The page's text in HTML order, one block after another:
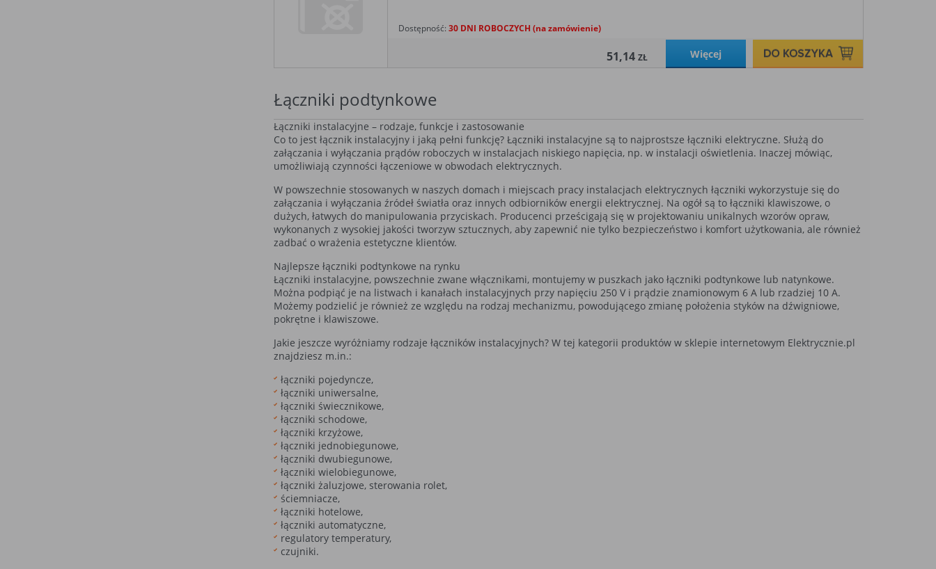
Dostępność:30 DNI ROBOCZYCH (na zamówienie)
51,14ZŁ Więcej
Łączniki podtynkowe
Łączniki instalacyjne – rodzaje, funkcje i zastosowanie
Co to jest łącznik instalacyjny i jaką pełni funkcję? Łączniki instalacyjne są to najprostsze łączniki elektryczne. Służą do
załączania i wyłączania prądów roboczych w instalacjach niskiego napięcia, np. w instalacji oświetlenia. Inaczej mówiąc,
umożliwiają czynności łączeniowe w obwodach elektrycznych.
W powszechnie stosowanych w naszych domach i miejscach pracy instalacjach elektrycznych łączniki wykorzystuje się do
załączania i wyłączania źródeł światła oraz innych odbiorników energii elektrycznej. Na ogół są to łączniki klawiszowe, o
dużych, łatwych do manipulowania przyciskach. Producenci prześcigają się w projektowaniu unikalnych wzorów opraw,
wykonanych z wysokiej jakości tworzyw sztucznych, aby zapewnić nie tylko bezpieczeństwo i komfort użytkowania, ale również
zadbać o wrażenia estetyczne klientów.
Najlepsze łączniki podtynkowe na rynku
Łączniki instalacyjne, powszechnie zwane włącznikami, montujemy w puszkach jako łączniki podtynkowe lub natynkowe.
Można podpiąć je na listwach i kanałach instalacyjnych przy napięciu 250 V i prądzie znamionowym 6 A lub rzadziej 10 A.
Możemy podzielić je również ze względu na rodzaj mechanizmu, powodującego zmianę położenia styków na dźwigniowe,
pokrętne i klawiszowe.
Jakie jeszcze wyróżniamy rodzaje łączników instalacyjnych? W tej kategorii produktów w sklepie internetowym Elektrycznie.pl
znajdziesz m.in.:
łączniki pojedyncze,
łączniki uniwersalne,
łączniki świecznikowe,
łączniki schodowe,
łączniki krzyżowe,
łączniki jednobiegunowe,
łączniki dwubiegunowe,
łączniki wielobiegunowe,
łączniki żaluzjowe, sterowania rolet,
ściemniacze,
łączniki hotelowe,
łączniki automatyczne,
regulatory temperatury,
czujniki.